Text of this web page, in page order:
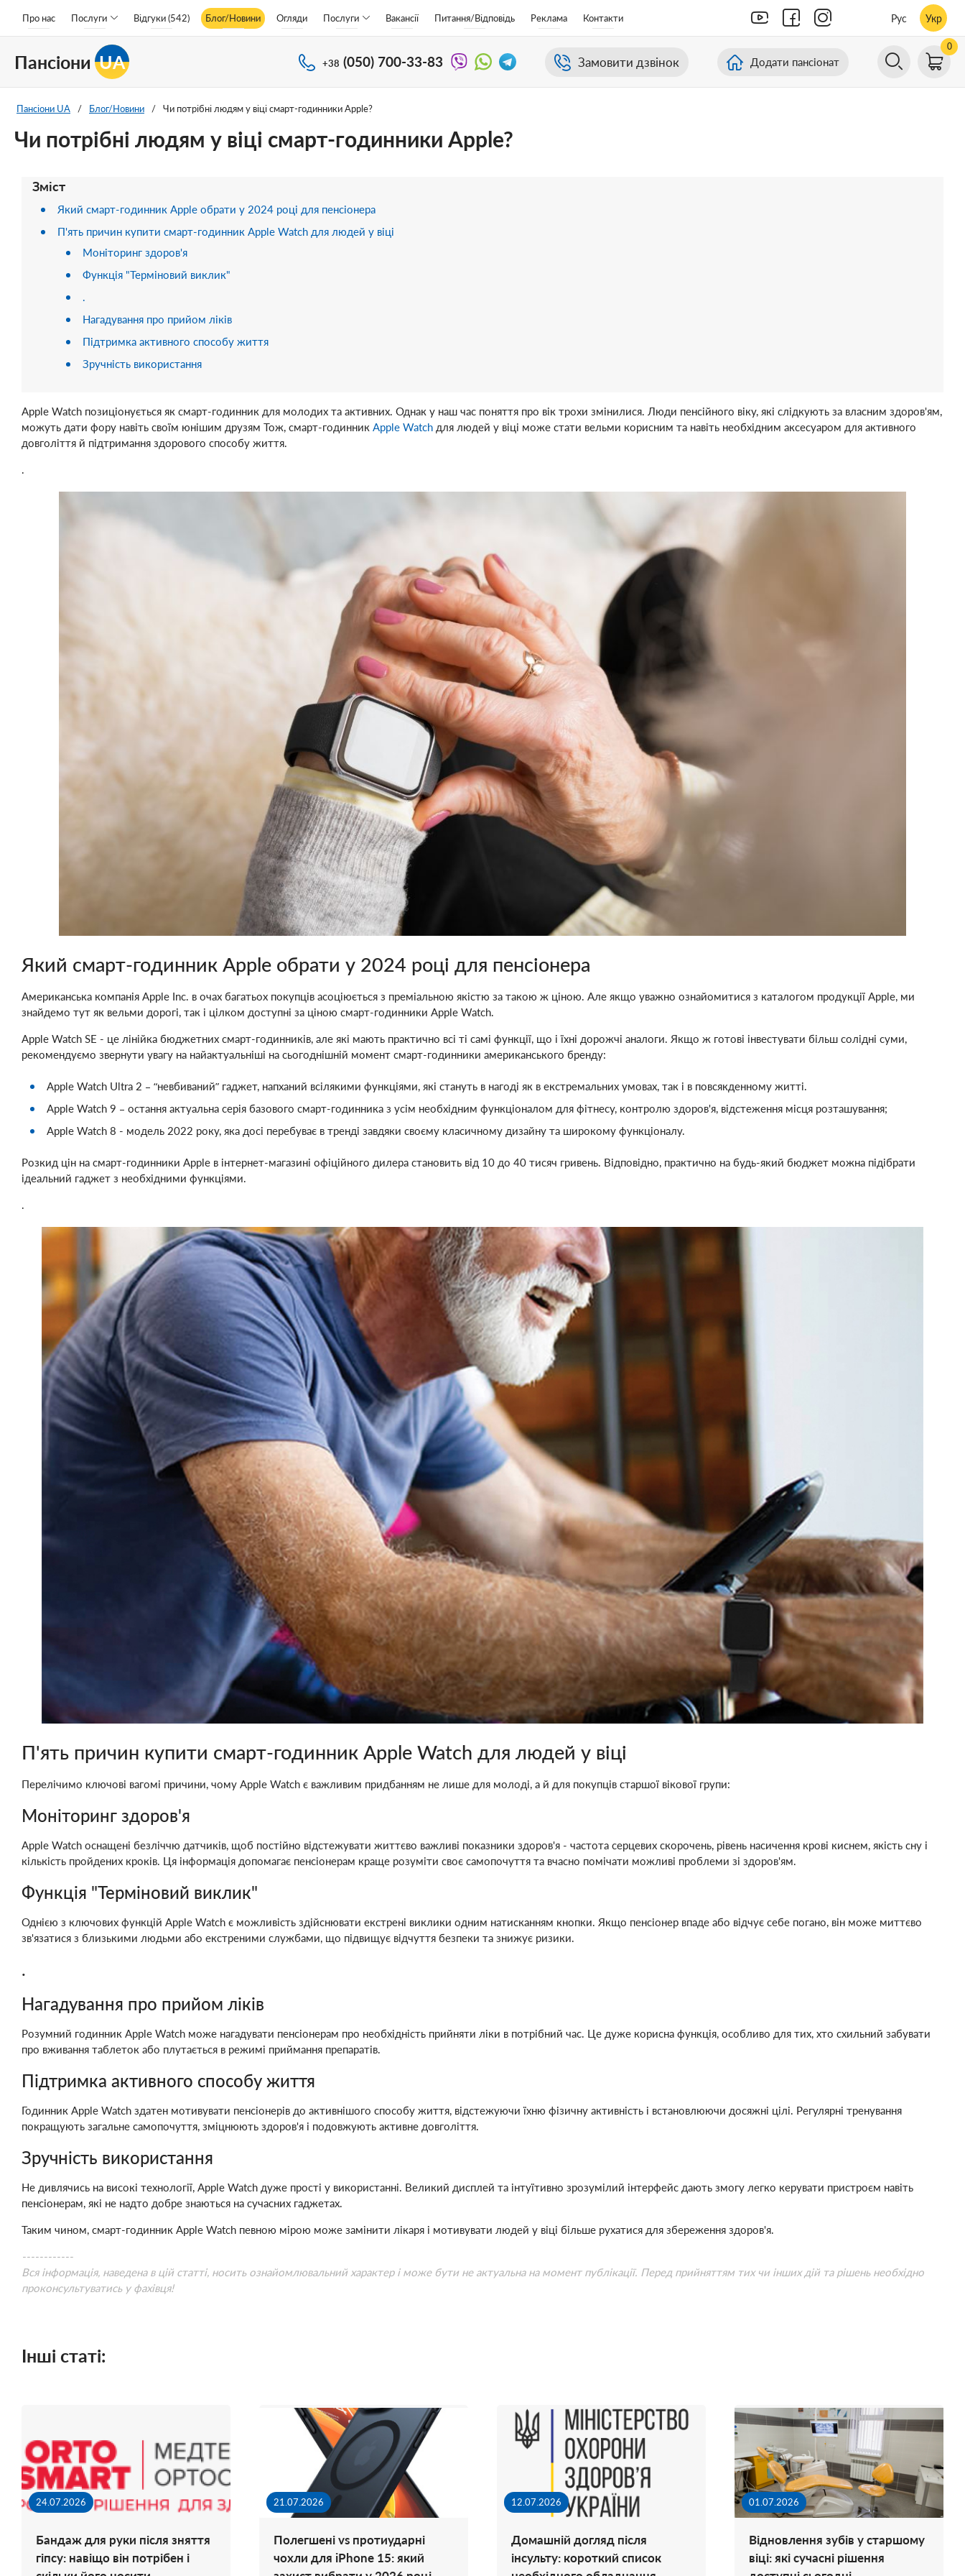
Про нас Послуги Відгуки (542) Блог/Новини Огляди Послуги Вакансії Питання/Відповідь Реклама Контакти Рус Укр
Пансіони UA +38 (050) 700-33-83 Замовити дзвінок Додати пансіонат
0
Пансіони UA / Блог/Новини / Чи потрібні людям у віці смарт-годинники Apple?
Чи потрібні людям у віці смарт-годинники Apple?
Зміст
Який смарт-годинник Apple обрати у 2024 році для пенсіонера
П'ять причин купити смарт-годинник Apple Watch для людей у віці
Моніторинг здоров'я
Функція "Терміновий виклик"
.
Нагадування про прийом ліків
Підтримка активного способу життя
Зручність використання
Apple Watch позиціонується як смарт-годинник для молодих та активних. Однак у наш час поняття про вік трохи змінилися. Люди пенсійного віку, які слідкують за власним здоров'ям,
можуть дати фору навіть своїм юнішим друзям Тож, смарт-годинник Apple Watch для людей у віці може стати вельми корисним та навіть необхідним аксесуаром для активного
довголіття й підтримання здорового способу життя.
.
Який смарт-годинник Apple обрати у 2024 році для пенсіонера
Американська компанія Apple Inc. в очах багатьох покупців асоціюється з преміальною якістю за такою ж ціною. Але якщо уважно ознайомитися з каталогом продукції Apple, ми
знайдемо тут як вельми дорогі, так і цілком доступні за ціною смарт-годинники Apple Watch.
Apple Watch SE - це лінійка бюджетних смарт-годинників, але які мають практично всі ті самі функції, що і їхні дорожчі аналоги. Якщо ж готові інвестувати більш солідні суми,
рекомендуємо звернути увагу на найактуальніші на сьогоднішній момент смарт-годинники американського бренду:
Apple Watch Ultra 2 – “невбиваний” гаджет, напханий всілякими функціями, які стануть в нагоді як в екстремальних умовах, так і в повсякденному житті.
Apple Watch 9 – остання актуальна серія базового смарт-годинника з усім необхідним функціоналом для фітнесу, контролю здоров'я, відстеження місця розташування;
Apple Watch 8 - модель 2022 року, яка досі перебуває в тренді завдяки своєму класичному дизайну та широкому функціоналу.
Розкид цін на смарт-годинники Apple в інтернет-магазині офіційного дилера становить від 10 до 40 тисяч гривень. Відповідно, практично на будь-який бюджет можна підібрати
ідеальний гаджет з необхідними функціями.
.
П'ять причин купити смарт-годинник Apple Watch для людей у віці
Перелічимо ключові вагомі причини, чому Apple Watch є важливим придбанням не лише для молоді, а й для покупців старшої вікової групи:
Моніторинг здоров'я
Apple Watch оснащені безліччю датчиків, щоб постійно відстежувати життєво важливі показники здоров'я - частота серцевих скорочень, рівень насичення крові киснем, якість сну і
кількість пройдених кроків. Ця інформація допомагає пенсіонерам краще розуміти своє самопочуття та вчасно помічати можливі проблеми зі здоров'ям.
Функція "Терміновий виклик"
Однією з ключових функцій Apple Watch є можливість здійснювати екстрені виклики одним натисканням кнопки. Якщо пенсіонер впаде або відчує себе погано, він може миттєво
зв'язатися з близькими людьми або екстреними службами, що підвищує відчуття безпеки та знижує ризики.
.
Нагадування про прийом ліків
Розумний годинник Apple Watch може нагадувати пенсіонерам про необхідність прийняти ліки в потрібний час. Це дуже корисна функція, особливо для тих, хто схильний забувати
про вживання таблеток або плутається в режимі приймання препаратів.
Підтримка активного способу життя
Годинник Apple Watch здатен мотивувати пенсіонерів до активнішого способу життя, відстежуючи їхню фізичну активність і встановлюючи досяжні цілі. Регулярні тренування
покращують загальне самопочуття, зміцнюють здоров'я і подовжують активне довголіття.
Зручність використання
Не дивлячись на високі технології, Apple Watch дуже прості у використанні. Великий дисплей та інтуїтивно зрозумілий інтерфейс дають змогу легко керувати пристроєм навіть
пенсіонерам, які не надто добре знаються на сучасних гаджетах.
Таким чином, смарт-годинник Apple Watch певною мірою може замінити лікаря і мотивувати людей у віці більше рухатися для збереження здоров'я.
------------
Вся інформація, наведена в цій статті, носить ознайомлювальний характер і може бути не актуальна на момент публікації. Перед прийняттям тих чи інших дій та рішень необхідно
проконсультуватись у фахівця!
Інші статі:
24.07.2026
Бандаж для руки після зняття
гіпсу: навіщо він потрібен і
21.07.2026
Полегшені vs протиударні
чохли для iPhone 15: який
12.07.2026
Домашній догляд після
інсульту: короткий список
01.07.2026
Відновлення зубів у старшому
віці: які сучасні рішення